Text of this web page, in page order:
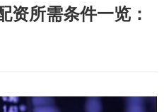
资所需条件一览：